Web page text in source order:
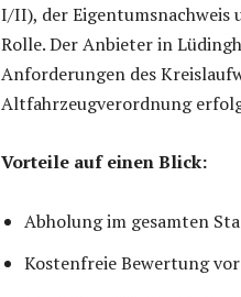
I/II), der Eigentumsnachweis
Rolle. Der Anbieter in
Anforderungen des
Altfahrzeugverordnung
Vorteile auf einen Blick:
Abholung im gesamten
Kostenfreie Bewertung